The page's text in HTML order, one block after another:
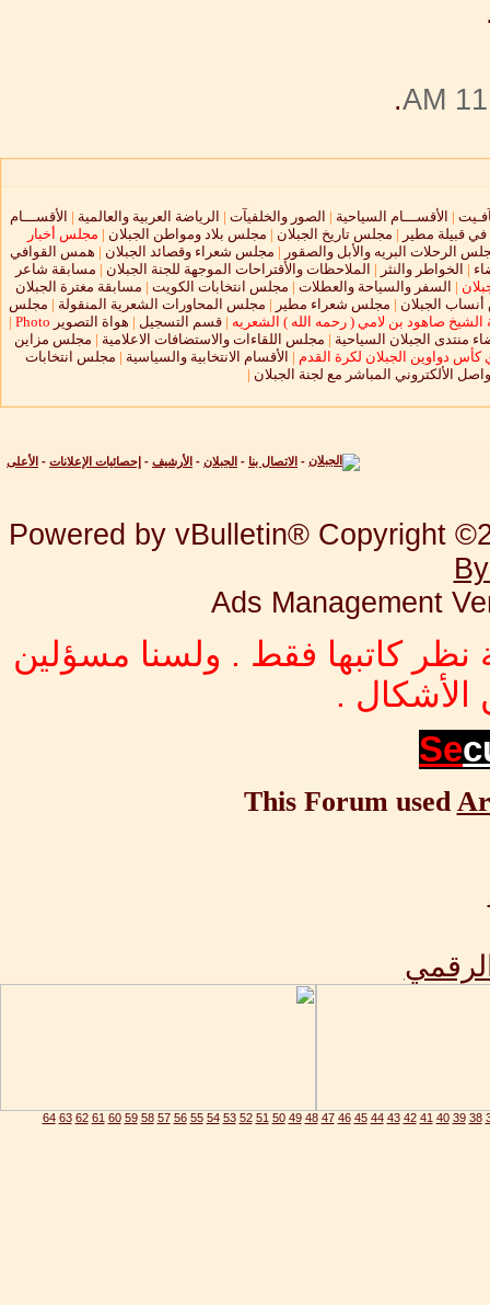
.
| الأقســـام السياحية | الصور والخلفيآت | الرياضة العربية والعالمية | الأقســـام
في قبيلة مطير | مجلس تاريخ الجبلان | مجلس بلاد ومواطن الجبلان | مجلس أخبار
الرحلات البريه والأبل والصقور | مجلس شعراء وقصائد الجبلان | همس القوافي
| الخواطر والنثر | الملاحظات والأقتراحات الموجهة للجنة الجبلان | مسابقة شاعر
| السفر والسياحة والعطلات | مجلس انتخابات الكويت | مسابقة مغترة الجبلان
الجبلان | مجلس شعراء مطير | مجلس المحاورات الشعرية المنقولة | مجلس
الشيخ صاهود بن لامي ( رحمه الله ) الشعريه | قسم التسجيل | هواة التصوير Photo
|
منتدى الجبلان السياحية | مجلس اللقاءات والاستضافات الاعلامية | مجلس مزاين
كأس دواوين الجبلان لكرة القدم | الأقسام الانتخابية والسياسية | مجلس انتخابات
الألكتروني المباشر مع لجنة الجبلان |
- الاتصال بنا - الجبلان - الأرشيف - إحصائيات الإعلانات - الأعلى
Powered by vBulletin® Copyright
Ads Management
نظر كاتبها فقط . ولسنا مسؤلين
.
Se
This Forum used
38
39
40
41
42
43
44
45
46
47
48
49
50
51
52
53
54
55
56
57
58
59
60
61
62
63
64